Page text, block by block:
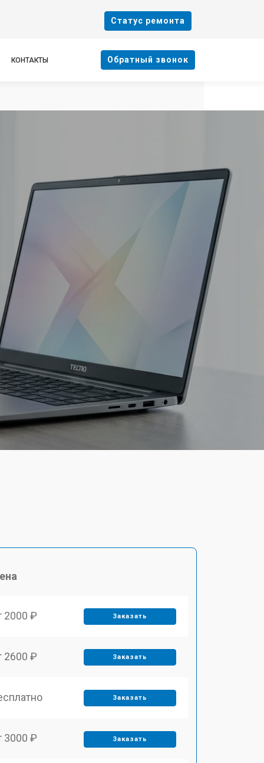
Cтатус ремонта
КОНТАКТЫ Oбратный звонок
2000 ₽ Заказать
2600 ₽ Заказать
Заказать
3000 ₽ Заказать